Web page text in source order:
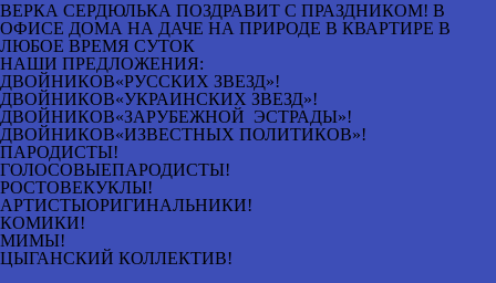
ВЕРКА СЕРДЮЛЬКА ПОЗДРАВИТ С ПРАЗДНИКОМ! В
ОФИСЕ ДОМА НА ДАЧЕ НА ПРИРОДЕ В КВАРТИРЕ В
ЛЮБОЕ ВРЕМЯ СУТОК
НАШИ ПРЕДЛОЖЕНИЯ:
ДВОЙНИКОВ«РУССКИХ ЗВЕЗД»!
ДВОЙНИКОВ«УКРАИНСКИХ ЗВЕЗД»!
ДВОЙНИКОВ«ЗАРУБЕЖНОЙ ЭСТРАДЫ»!
ДВОЙНИКОВ«ИЗВЕСТНЫХ ПОЛИТИКОВ»!
ПАРОДИСТЫ!
ГОЛОСОВЫЕПАРОДИСТЫ!
РОСТОВЕКУКЛЫ!
АРТИСТЫОРИГИНАЛЬНИКИ!
КОМИКИ!
МИМЫ!
ЦЫГАНСКИЙ КОЛЛЕКТИВ!